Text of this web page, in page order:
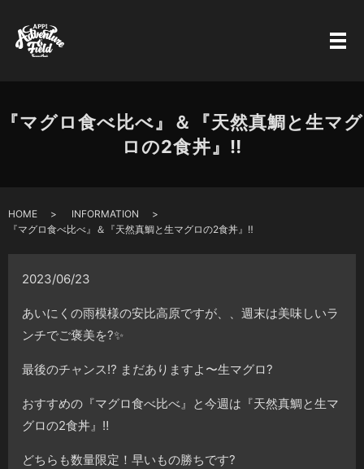
『マグロ食べ比べ』＆『天然真鯛と生マグ
ロの2食丼』‼️
HOME
INFORMATION
『マグロ食べ比べ』＆『天然真鯛と生マグロの2食丼』‼️
2023/06/23
あいにくの雨模様の安比高原ですが、、週末は美味しいラ
ンチでご褒美を?✨
最後のチャンス⁉️ まだありますよ〜生マグロ?
おすすめの『マグロ食べ比べ』と今週は『天然真鯛と生マ
グロの2食丼』‼️
どちらも数量限定！早いもの勝ちです?